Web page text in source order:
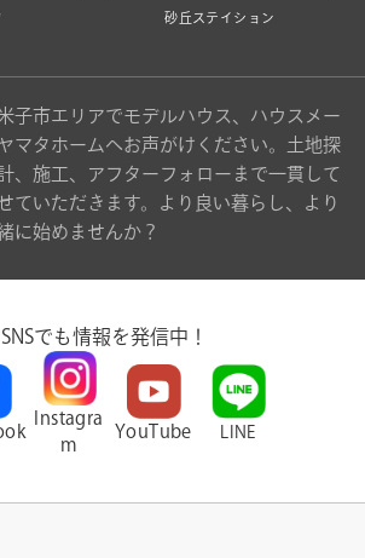
砂丘ステイション
子市エリアでモデルハウス、ハウスメー
マタホームへお声がけください。土地探
、施工、アフターフォローまで一貫して
ていただきます。より良い暮らし、より
に始めませんか？
SNSでも情報を発信中！
Instagra
m
YouTube LINE